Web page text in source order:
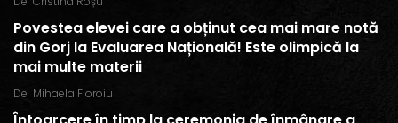
Povestea elevei care a obținut cea mai mare notă
din Gorj la Evaluarea Națională! Este olimpică la
mai multe materii
De Mihaela Floroiu